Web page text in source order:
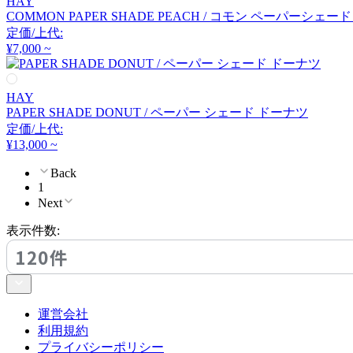
FLOS
フロス
フォスカリーニ
フランク ロイド ライト
FRITZ HANSEN
フリッツハンセン
COMMON PAPER SHADE PEACH / コモン ペーパーシェー
定価/上代:
¥7,000 ~
HAY
PAPER SHADE DONUT / ペーパー シェード ドーナツ
定価/上代:
¥13,000 ~
Back
1
Next
表示件数:
120件
運営会社
利用規約
プライバシーポリシー